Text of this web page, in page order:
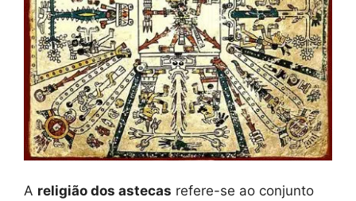
A religião dos astecas refere-se ao conjunto